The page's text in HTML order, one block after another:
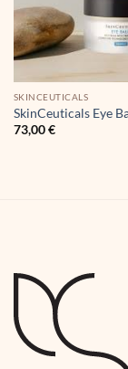
SKINCEUTICALS
SkinCeuticals Eye
73,00€